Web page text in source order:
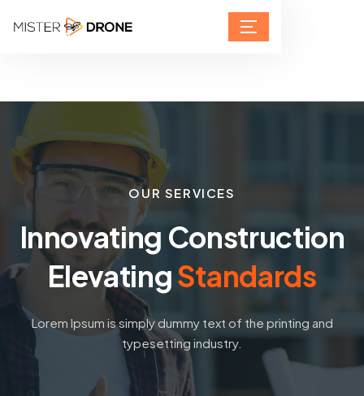
OUR SERVICES
Innovating Construction
ElevatingStandards
Lorem Ipsum is simply dummy text of the printing and
typesetting industry.